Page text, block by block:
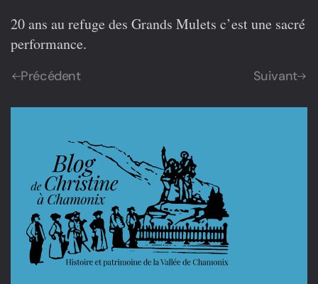
20 ans au refuge des Grands Mulets c’est une sacré
performance.
Précédent Suivant